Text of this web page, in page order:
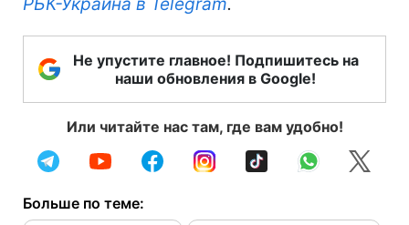
РБК-Украина в Telegram.
Не упустите главное! Подпишитесь на
наши обновления в Google!
Или читайте нас там, где вам удобно!
Больше по теме: